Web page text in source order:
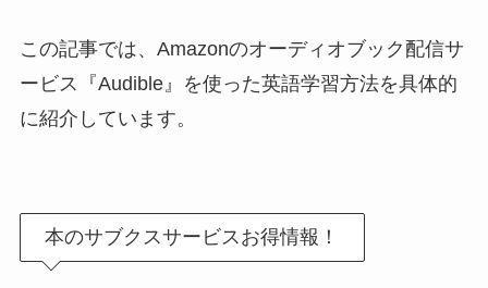
この記事では、Amazonのオーディオブック配信サ
ービス『Audible』を使った英語学習方法を具体的
に紹介しています。
本のサブクスサービスお得情報！